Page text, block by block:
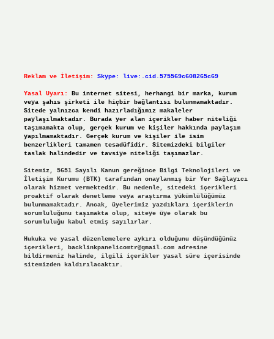
Reklam ve İletişim: Skype: live:.cid.575569c608265c69
Yasal Uyarı:
Bu internet sitesi, herhangi bir marka, kurum
veya şahıs şirketi ile hiçbir bağlantısı bulunmamaktadır.
Sitede yalnızca kendi hazırladığımız makaleler
paylaşılmaktadır. Burada yer alan içerikler haber niteliği
taşımamakta olup, gerçek kurum ve kişiler hakkında paylaşım
yapılmamaktadır. Gerçek kurum ve kişiler ile isim
benzerlikleri tamamen tesadüfidir. Sitemizdeki bilgiler
taslak halindedir ve tavsiye niteliği taşımazlar.
Sitemiz, 5651 Sayılı Kanun gereğince Bilgi Teknolojileri ve
İletişim Kurumu (BTK) tarafından onaylanmış bir Yer Sağlayıcı
olarak hizmet vermektedir. Bu nedenle, sitedeki içerikleri
proaktif olarak denetleme veya araştırma yükümlülüğümüz
bulunmamaktadır. Ancak, üyelerimiz yazdıkları içeriklerin
sorumluluğunu taşımakta olup, siteye üye olarak bu
sorumluluğu kabul etmiş sayılırlar.
Hukuka ve yasal düzenlemelere aykırı olduğunu düşündüğünüz
içerikleri, backlinkpanelicomtr@gmail.comadresine
bildirmeniz halinde, ilgili içerikler yasal süre içerisinde
sitemizden kaldırılacaktır.